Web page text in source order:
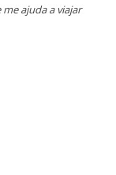
ajuda a viajar